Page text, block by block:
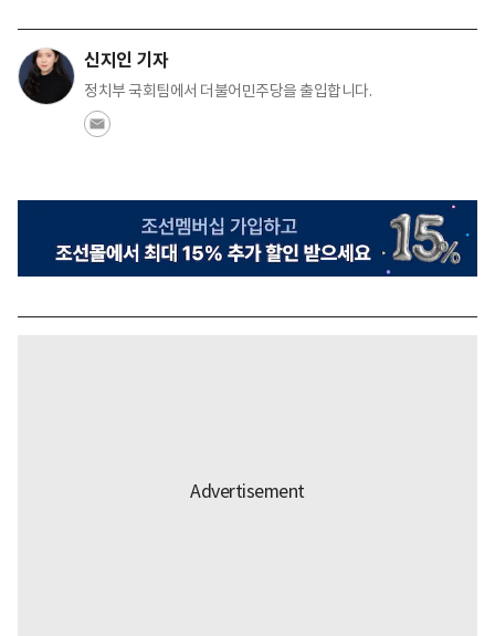
신지인 기자
정치부 국회팀에서 더불어민주당을 출입합니다.